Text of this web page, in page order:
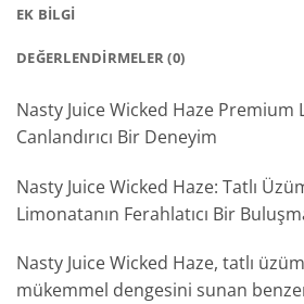
EK BILGI
DEĞERLENDIRMELER (0)
Nasty Juice Wicked Haze Premium
Canlandırıcı Bir Deneyim
Nasty Juice Wicked Haze: Tatlı
Limonatanın Ferahlatıcı Bir
Nasty Juice Wicked Haze, tatlı
mükemmel dengesini sunan